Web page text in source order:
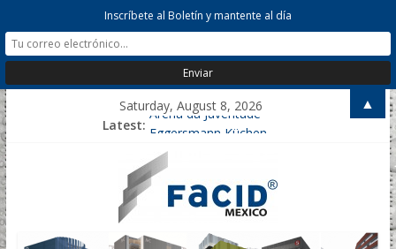
Saturday, August 8, 2026
Latest: Arena da Juventude
Eggersmann Küchen
Helms Parking
Nicklaus Hospital Parking
Marull
Inscríbete al Boletín y mantente al día
▲